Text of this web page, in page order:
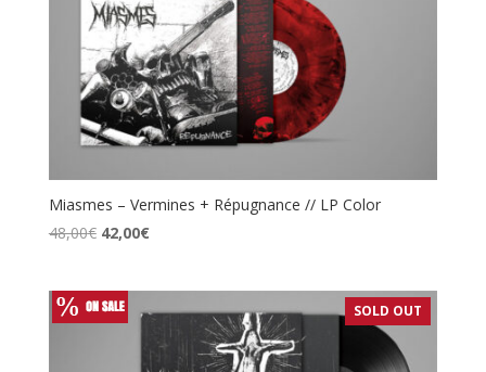
Miasmes – Vermines + Répugnance // LP Color
48,00€ Le
était :
42,00€Le
SOLD OUT